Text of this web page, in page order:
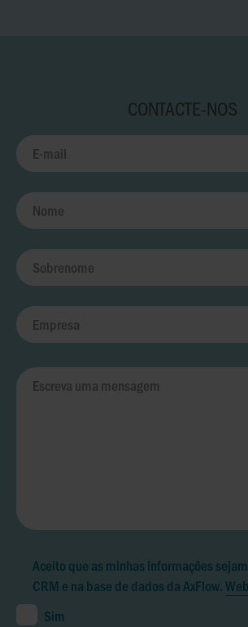
CONTACTE-NOS
Aceito que as minhas informações
CRM e na base de dados da AxFlow.
Sim